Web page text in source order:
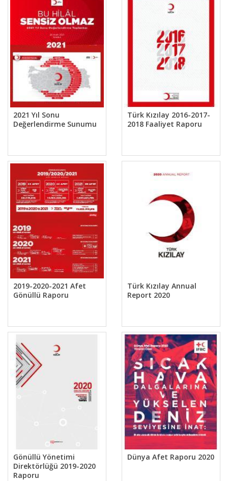
2021 Yıl Sonu
Değerlendirme Sunumu
Türk Kızılay 2016-2017-
2018 Faaliyet Raporu
2019-2020-2021 Afet
Gönüllü Raporu
Türk Kızılay Annual
Report 2020
Gönüllü Yönetimi
Direktörlüğü 2019-2020
Raporu
Dünya Afet Raporu 2020